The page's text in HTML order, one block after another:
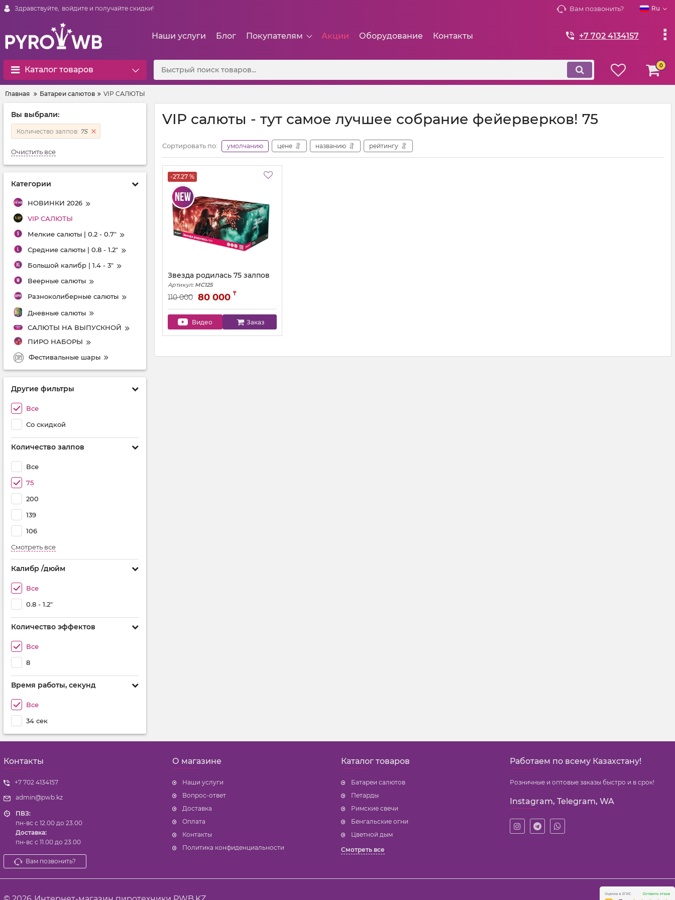
Здравствуйте, войдите и получайте скидки! Вам позвонить? Ru
Наши услуги Блог Покупателям Акции Оборудование Контакты +7 702 4134157
Каталог товаров 0
Главная Батареи салютов VIP САЛЮТЫ
Вы выбрали:
Количество залпов: 75
Очистить все
Категории
НОВИНКИ 2026
VIP САЛЮТЫ
Мелкие салюты | 0.2 - 0.7"
Средние салюты | 0.8 - 1.2"
Большой калибр | 1.4 - 3"
Веерные салюты
Разноколиберные салюты
Дневные салюты
САЛЮТЫ НА ВЫПУСКНОЙ
ПИРО НАБОРЫ
Фестивальные шары
Другие фильтры
Все
Со скидкой
Количество залпов
Все
75
200
139
106
Смотреть все
Калибр /дюйм
Все
0.8 - 1.2"
Количество эффектов
Все
8
Время работы, секунд
Все
34 сек
VIP салюты - тут самое лучшее собрание фейерверков! 75
Сортировать по: умолчанию цене названию рейтингу
-27.27 %
Звезда родилась 75 залпов
Артикул: MC125
110 000 80 000 ₸
Видео Заказ
Контакты
+7 702 4134157
admin@pwb.kz
ПВЗ:
пн-вс с 12.00 до 23.00
Доставка:
пн-вс с 11.00 до 23.00
Вам позвонить?
О магазине
Наши услуги
Вопрос-ответ
Доставка
Оплата
Контакты
Политика конфиденциальности
Каталог товаров
Батареи салютов
Петарды
Римские свечи
Бенгальские огни
Цветной дым
Смотреть все
Работаем по всему Казахстану!
Розничные и оптовые заказы быстро и в срок!
Instagram, Telegram, WA